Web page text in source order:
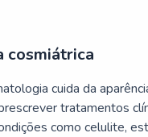
cosmiátrica
cuida da
tratamentos
como celulite,